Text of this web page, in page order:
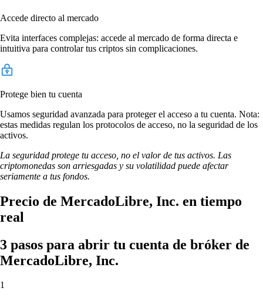
Accede directo al mercado
Evita interfaces complejas: accede al mercado de forma directa e
intuitiva para controlar tus criptos sin complicaciones.
Protege bien tu cuenta
Usamos seguridad avanzada para proteger el acceso a tu cuenta. Nota:
estas medidas regulan los protocolos de acceso, no la seguridad de los
activos.
La seguridad protege tu acceso, no el valor de tus activos. Las
criptomonedas son arriesgadas y su volatilidad puede afectar
seriamente a tus fondos.
Precio de MercadoLibre, Inc. en tiempo
real
3 pasos para abrir tu cuenta de bróker de
MercadoLibre, Inc.
1